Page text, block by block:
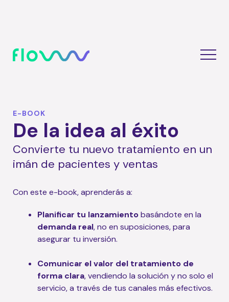
E-BOOK
De la idea al éxito
Convierte tu nuevo tratamiento en un
imán de pacientes y ventas
Con este e-book, aprenderás a:
Planificar tu lanzamientobasándote en la
demanda real, no en suposiciones, para
asegurar tu inversión.
Comunicar el valor del tratamiento de
forma clara, vendiendo la solución y no solo el
servicio, a través de tus canales más efectivos.